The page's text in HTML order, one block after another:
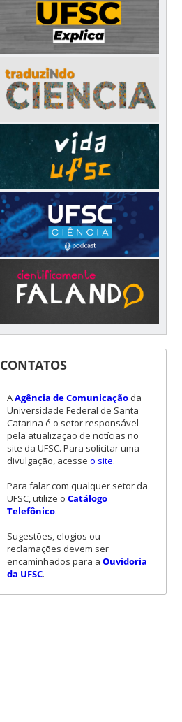
CONTATOS
AAgência de Comunicaçãoda
Universidade Federal de Santa
Catarina é o setor responsável
pela atualização de notícias no
site da UFSC. Para solicitar uma
divulgação, acesse o site.
Para falar com qualquer setor da
UFSC, utilize o Catálogo
Telefônico.
Sugestões, elogios ou
reclamações devem ser
encaminhados para a Ouvidoria
da UFSC.